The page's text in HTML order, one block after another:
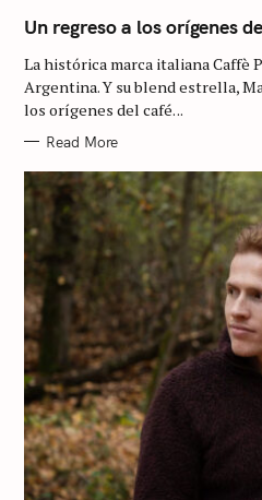
T
E
O
R
I
E
Un regreso a los orígenes
La histórica marca italiana Caffè
Argentina. Y su blend estrella,
los orígenes del café. ..
Read More
e
c
h
f
o